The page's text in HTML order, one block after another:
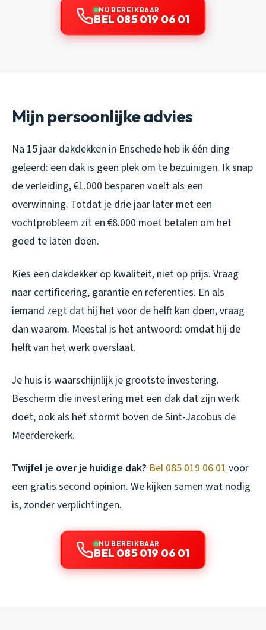
NU BEREIKBAAR
BEL 085 019 06 01
Mijn persoonlijke advies
Na 15 jaar dakdekken in Enschede heb ik één ding
geleerd: een dak is geen plek om te bezuinigen. Ik snap
de verleiding, €1.000 besparen voelt als een
overwinning. Totdat je drie jaar later met een
vochtprobleem zit en €8.000 moet betalen om het
goed te laten doen.
Kies een dakdekker op kwaliteit, niet op prijs. Vraag
naar certificering, garantie en referenties. En als
iemand zegt dat hij het voor de helft kan doen, vraag
dan waarom. Meestal is het antwoord: omdat hij de
helft van het werk overslaat.
Je huis is waarschijnlijk je grootste investering.
Bescherm die investering met een dak dat zijn werk
doet, ook als het stormt boven de Sint-Jacobus de
Meerderekerk.
Twijfel je over je huidige dak? Bel 085 019 06 01 voor
een gratis second opinion. We kijken samen wat nodig
is, zonder verplichtingen.
NU BEREIKBAAR
BEL 085 019 06 01